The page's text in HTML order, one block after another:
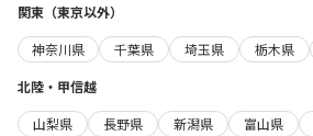
関東（東京以外）
神奈川県
千葉県 埼玉県 栃木県
北陸・甲信越
山梨県
長野県 新潟県 富山県